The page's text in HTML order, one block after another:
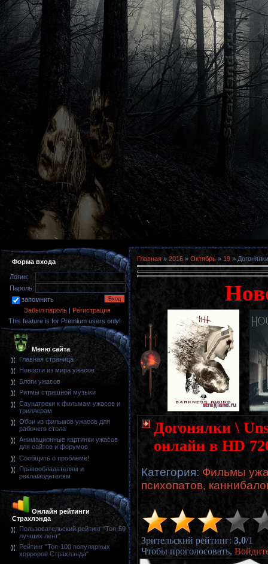
Форма входа
Логин:
Пароль:
запомнить
Забыл пароль | Регистрация
This feature is for Premium users only!
Меню сайта
Главная страница
Новости из мира ужасов
Блоги ужасов
Ритмы страшной музыки
Саундтреки к фильмам ужасов и
триллерам
Обои из фильмов ужасов для
рабочего стола
Анимационные картинки ужасов
для сайтов и форумов
Сообщить о проблеме!
Правообладателям и
рекламодателям
Онлайн рейтинги
Страхлэнда
Пользовательский рейтинг "Топ-50
лучших лент"
Рейтинг "Топ-100 популярных
хорроров Страхлэнда"
Главная » 2016 » Октябрь » 19 »
Догонялки \
онлайн в HD
Категория: Фильмы
психопатов,
Зрительский рейтинг: 3.0/1
Чтобы проголосовать,